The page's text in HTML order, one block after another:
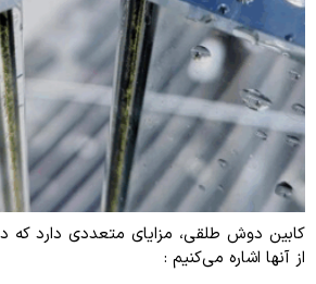
کابین دوش طلقی، مزایای متعددی دارد که
از آنها اشاره می‌کنیم :